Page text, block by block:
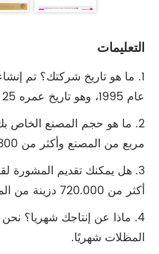
التعليمات
1. ما هو تاريخ شركتك؟ تم
عام 1995، وهو تاريخ عمره 25 عامًا.
مربع من المصنع وأكثر من 300 عامل
3. هل يمكنك تقديم المشورة
أكثر من 720.000 دزينة من المظلات سنويًا.
المظلات شهريًا.